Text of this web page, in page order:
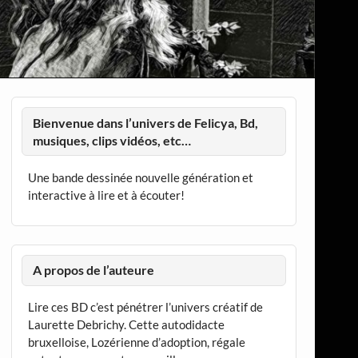
Bienvenue dans l’univers de Felicya, Bd,
musiques, clips vidéos, etc…
Une bande dessinée nouvelle génération et
interactive à lire et à écouter!
A propos de l’auteure
Lire ces BD c’est pénétrer l’univers créatif de
Laurette Debrichy. Cette autodidacte
bruxelloise, Lozérienne d’adoption, régale